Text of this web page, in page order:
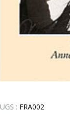
UGS : FRA002